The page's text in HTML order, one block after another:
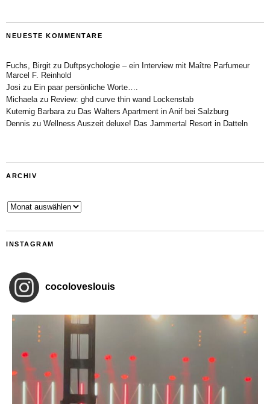
NEUESTE KOMMENTARE
Fuchs, Birgit zu Duftpsychologie – ein Interview mit Maître Parfumeur
Marcel F. Reinhold
Josi zu Ein paar persönliche Worte….
Michaela zu Review: ghd curve thin wand Lockenstab
Kuternig Barbara zu Das Walters Apartment in Anif bei Salzburg
Dennis zu Wellness Auszeit deluxe! Das Jammertal Resort in Datteln
ARCHIV
Archiv
INSTAGRAM
cocoloveslouis